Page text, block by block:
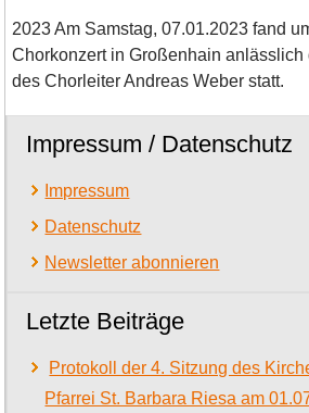
2023 Am Samstag, 07.01.2023 fand
Chorkonzert in Großenhain anlässlich
des Chorleiter Andreas Weber statt.
Impressum / Datenschutz
Impressum
Datenschutz
Newsletter abonnieren
Letzte Beiträge
Protokoll der 4. Sitzung des
Pfarrei St. Barbara Riesa am